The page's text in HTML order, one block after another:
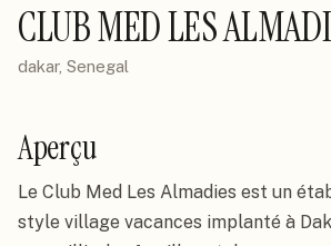
CLUB MED LES
dakar, Senegal
Aperçu
Le Club Med Les Almadies est un
style village vacances implanté à